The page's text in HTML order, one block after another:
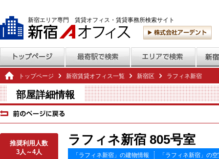
新宿エリア専門 賃貸オフィス・賃貸事務所検索サイト
トップページ 新宿賃貸オフィス一覧 新宿区 ラフィネ新宿
部屋詳細情報
推奨利用人数
3人～4人
ラフィネ新宿 805号室
「ラフィネ新宿」の建物情報 「ラフィネ新宿」の